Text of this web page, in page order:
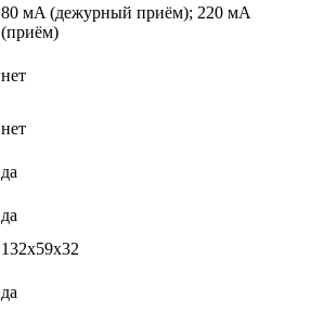
80 мA (дежурный приём); 220 мA
(приём)
нет
нет
да
да
132х59х32
да